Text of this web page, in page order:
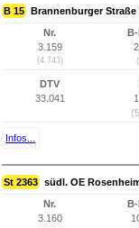
B 15 Brannenburger
Nr.
3.159
(4.743)
DTV
33.041
Infos...
St 2363 südl. OE
Nr.
3.160